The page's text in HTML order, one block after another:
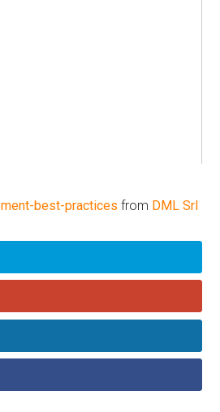
best-practices from DML Srl